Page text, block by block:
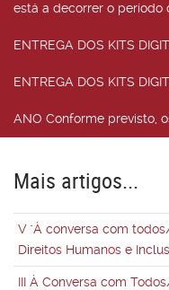
está a decorrer o período
ENTREGA DOS KITS
ENTREGA DOS KITS
ANO Conforme previsto,
Mais artigos...
V "À conversa com
Direitos Humanos e
III À Conversa com